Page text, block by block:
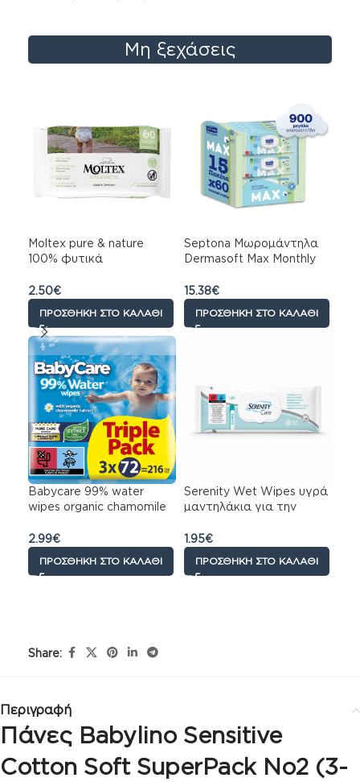
Μη ξεχάσεις
Moltex pure & nature
100% φυτικά
– 60 τμχ
2.50€
ΠΡΟΣΘΉΚΗ ΣΤΟ ΚΑΛΆΘΙ
Septona Μωρομάντηλα
Dermasoft Max Monthly
15.38€
ΠΡΟΣΘΉΚΗ ΣΤΟ ΚΑΛΆΘΙ
Babycare 99% water
wipes organic chamomile
2.99€
ΠΡΟΣΘΉΚΗ ΣΤΟ ΚΑΛΆΘΙ
Serenity Wet Wipes υγρά
μαντηλάκια για την
1.95€
ΠΡΟΣΘΉΚΗ ΣΤΟ ΚΑΛΆΘΙ
Share:
Περιγραφή
Πάνες Babylino Sensitive
Cotton Soft SuperPack No2 (3-